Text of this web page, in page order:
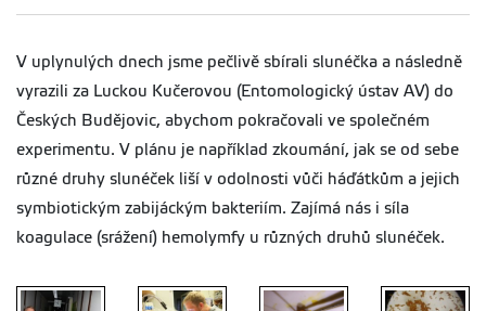
V uplynulých dnech jsme pečlivě sbírali slunéčka a následně
vyrazili za Luckou Kučerovou (Entomologický ústav AV) do
Českých Budějovic, abychom pokračovali ve společném
experimentu. V plánu je například zkoumání, jak se od sebe
různé druhy slunéček liší v odolnosti vůči háďátkům a jejich
symbiotickým zabijáckým bakteriím. Zajímá nás i síla
koagulace (srážení) hemolymfy u různých druhů slunéček.